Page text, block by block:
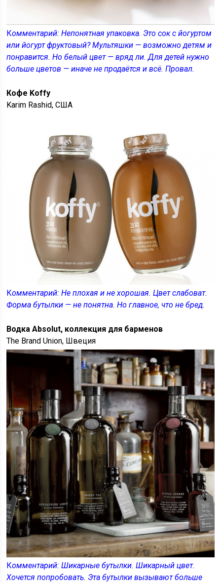
Комментарий: Непонятная упаковка. Это сок с йогуртом
или йогурт фруктовый? Мультяшки — возможно детям и
понравится. Но белый цвет — вряд ли. Для детей нужно
больше цветов — иначе не продаётся и всё. Провал.
Кофе Koffy
Karim Rashid, США
Комментарий: Не плохая и не хорошая. Цвет слабоват.
Форма бутылки — не понятна. Но главное, что не бред.
Водка Absolut, коллекция для барменов
The Brand Union, Швеция
Комментарий: Шикарные бутылки. Шикарный цвет.
Хочется попробовать. Эта бутылки вызывают больше